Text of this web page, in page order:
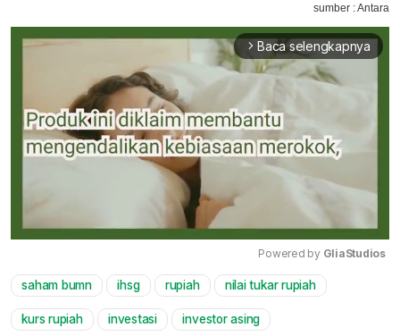
sumber : Antara
arrow_forward_ios Baca selengkapnya
Mute
Powered by GliaStudios
saham bumn ihsg rupiah nilai tukar rupiah
kurs rupiah investasi investor asing